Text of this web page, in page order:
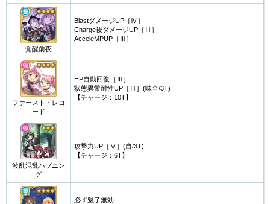
覚醒前夜
BlastダメージUP［Ⅳ］
Charge後ダメージUP［Ⅲ］
AcceleMPUP［Ⅲ］
ファースト・レコ
ード
HP自動回復［Ⅲ］
状態異常耐性UP［Ⅲ］(味全/3T)
【チャージ：10T】
波乱混乱ハプニン
グ
攻撃力UP［Ⅴ］(自/3T)
【チャージ：6T】
必ず魅了無効